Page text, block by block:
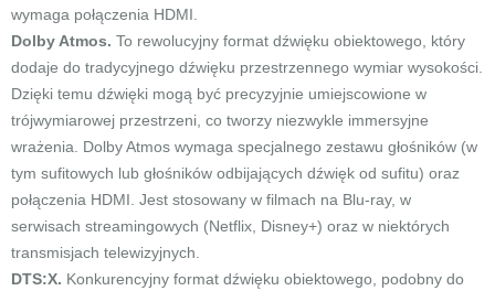
wymaga połączenia HDMI.
Dolby Atmos. To rewolucyjny format dźwięku obiektowego, który
dodaje do tradycyjnego dźwięku przestrzennego wymiar wysokości.
Dzięki temu dźwięki mogą być precyzyjnie umiejscowione w
trójwymiarowej przestrzeni, co tworzy niezwykle immersyjne
wrażenia. Dolby Atmos wymaga specjalnego zestawu głośników (w
tym sufitowych lub głośników odbijających dźwięk od sufitu) oraz
połączenia HDMI. Jest stosowany w filmach na Blu-ray, w
serwisach streamingowych (Netflix, Disney+) oraz w niektórych
transmisjach telewizyjnych.
DTS:X. Konkurencyjny format dźwięku obiektowego, podobny do